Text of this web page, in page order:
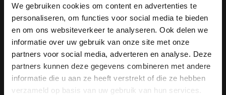
We gebruiken cookies om content en advertenties te
personaliseren, om functies voor social media te bieden
en om ons websiteverkeer te analyseren. Ook delen we
informatie over uw gebruik van onze site met onze
partners voor social media, adverteren en analyse. Deze
partners kunnen deze gegevens combineren met andere
informatie die u aan ze heeft verstrekt of die ze hebben
verzameld op basis van uw gebruik van hun services.
Toelichting
Hoe ben je bekend geraakt met de
vacature?